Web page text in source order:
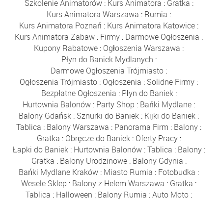
Szkolenie Animatorów: Kurs Animatora : Gratka :
Kurs Animatora Warszawa : Rumia :
Kurs Animatora Poznań : Kurs Animatora Katowice :
Kurs Animatora Zabaw : Firmy : Darmowe Ogłoszenia :
Kupony Rabatowe : Ogłoszenia Warszawa :
Płyn do Baniek Mydlanych :
Darmowe Ogłoszenia Trójmiasto :
Ogłoszenia Trójmiasto : Ogłoszenia : Solidne Firmy :
Bezpłatne Ogłoszenia : Płyn do Baniek:
Hurtownia Balonów : Party Shop : Bańki Mydlane :
Balony Gdańsk : Sznurki do Baniek : Kijki do Baniek :
Tablica : Balony Warszawa : Panorama Firm : Balony :
Gratka : Obręcze do Baniek: Oferty Pracy:
Łapki do Baniek: Hurtownia Balonów:Tablica : Balony:
Gratka : Balony Urodzinowe: Balony Gdynia :
Bańki Mydlane Kraków : Miasto Rumia : Fotobudka :
Wesele Sklep : Balony z Helem Warszawa : Gratka :
Tablica : Halloween : Balony Rumia :Auto Moto :